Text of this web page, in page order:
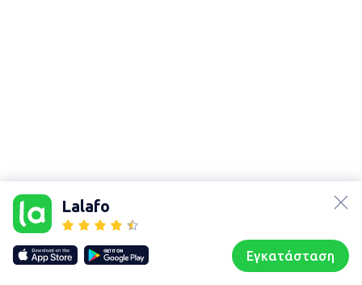
Lalafo
Εγκατάσταση
Our websites
lalafo.kg
lalafo.rs
lalafo.pl
Sitemap
Συζητήσεις Προφίλ